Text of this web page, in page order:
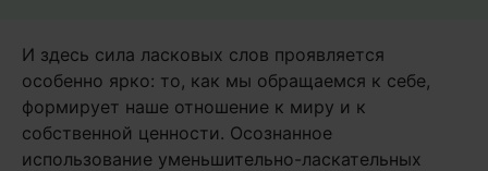
И здесь сила ласковых слов проявляется
особенно ярко: то, как мы обращаемся к себе,
формирует наше отношение к миру и к
собственной ценности. Осознанное
использование уменьшительно-ласкательных